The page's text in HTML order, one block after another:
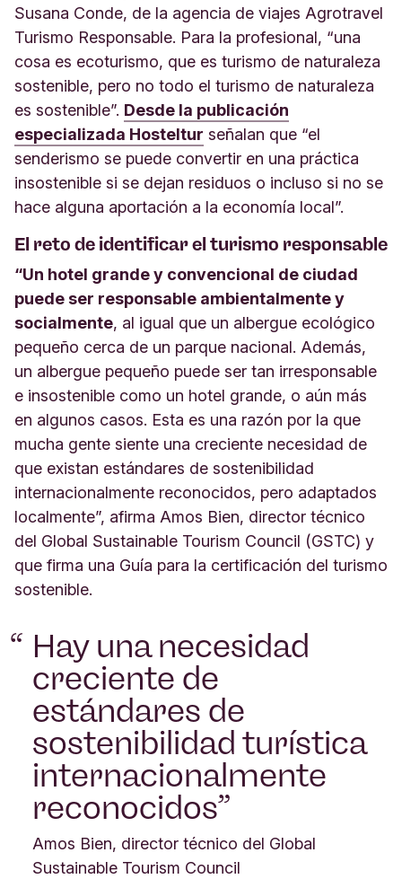
Susana Conde, de la agencia de viajes Agrotravel
Turismo Responsable. Para la profesional, “una
cosa es ecoturismo, que es turismo de naturaleza
sostenible, pero no todo el turismo de naturaleza
es sostenible”. Desde la publicación
especializada Hosteltur señalan que “el
senderismo se puede convertir en una práctica
insostenible si se dejan residuos o incluso si no se
hace alguna aportación a la economía local”.
El reto de identificar el turismo responsable
“Un hotel grande y convencional de ciudad
puede ser responsable ambientalmente y
socialmente, al igual que un albergue ecológico
pequeño cerca de un parque nacional. Además,
un albergue pequeño puede ser tan irresponsable
e insostenible como un hotel grande, o aún más
en algunos casos. Esta es una razón por la que
mucha gente siente una creciente necesidad de
que existan estándares de sostenibilidad
internacionalmente reconocidos, pero adaptados
localmente”, afirma Amos Bien, director técnico
del Global Sustainable Tourism Council (GSTC) y
que firma una Guía para la certificación del turismo
sostenible.
Hay una necesidad
creciente de
estándares de
sostenibilidad turística
internacionalmente
reconocidos
Amos Bien, director técnico del Global
Sustainable Tourism Council